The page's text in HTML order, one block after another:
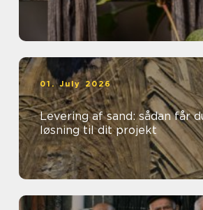
01. July 2026
Levering af sand: sådan får
løsning til dit projekt